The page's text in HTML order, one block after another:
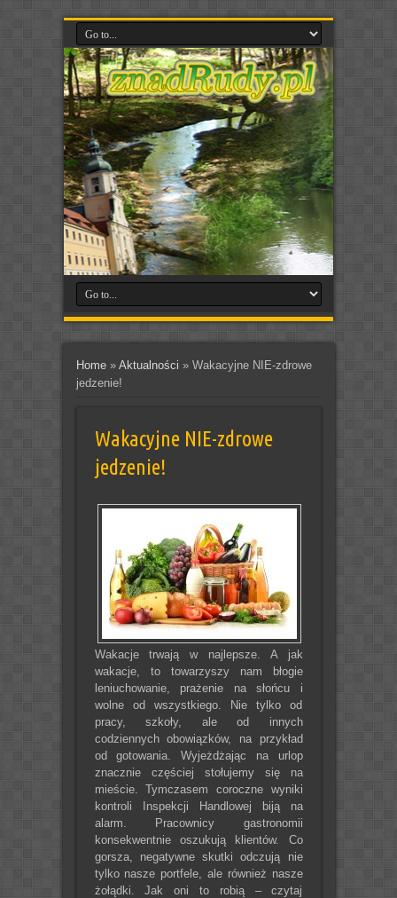
Home» Aktualności » Wakacyjne NIE-zdrowe
jedzenie!
Wakacyjne NIE-zdrowe
jedzenie!
Wakacje trwają w najlepsze. A jak
wakacje, to towarzyszy nam błogie
leniuchowanie, prażenie na słońcu i
wolne od wszystkiego. Nie tylko od
pracy, szkoły, ale od innych
codziennych obowiązków, na przykład
od gotowania. Wyjeżdżając na urlop
znacznie częściej stołujemy się na
mieście. Tymczasem coroczne wyniki
kontroli Inspekcji Handlowej biją na
alarm. Pracownicy gastronomii
konsekwentnie oszukują klientów. Co
gorsza, negatywne skutki odczują nie
tylko nasze portfele, ale również nasze
żołądki. Jak oni to robią – czytaj